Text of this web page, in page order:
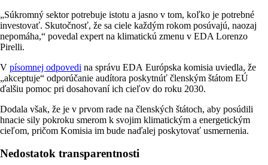
„Súkromný sektor potrebuje istotu a jasno v tom, koľko je potrebné
investovať. Skutočnosť, že sa ciele každým rokom posúvajú, naozaj
nepomáha,“ povedal expert na klimatickú zmenu v EDA Lorenzo
Pirelli.
V písomnej odpovedi na správu EDA Európska komisia uviedla, že
„akceptuje“ odporúčanie audítora poskytnúť členským štátom EÚ
ďalšiu pomoc pri dosahovaní ich cieľov do roku 2030.
Dodala však, že je v prvom rade na členských štátoch, aby posúdili
hnacie sily pokroku smerom k svojim klimatickým a energetickým
cieľom, pričom Komisia im bude naďalej poskytovať usmernenia.
Nedostatok transparentnosti